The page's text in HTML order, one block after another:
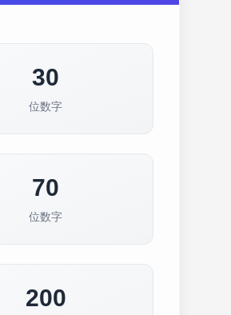
30
位数字
70
位数字
200